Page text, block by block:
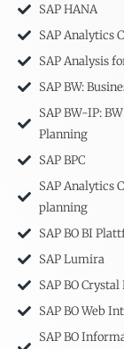
SAP HANA
SAP Analytics
SAP Analysis
SAP BW:
SAP BW-IP:
Planning
SAP BPC
SAP Analytics
planning
SAP BO BI
SAP Lumira
SAP BO
SAP BO Web
SAP BO